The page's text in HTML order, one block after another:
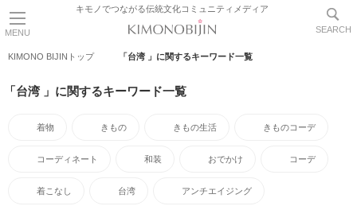
MENU
キモノでつながる伝統文化コミュニティメディア
SEARCH
KIMONO BIJINトップ 「台湾 」に関するキーワード一覧
「台湾 」に関するキーワード一覧
着物 きもの きもの生活 きものコーデ
コーディネート 和装 おでかけ コーデ
着こなし 台湾 アンチエイジング